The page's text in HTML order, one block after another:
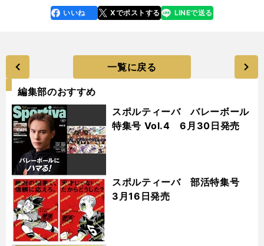
faceboo
k
いいね Xでポストする
line LINEで送る
一覧に戻る
編集部のおすすめ
スポルティーバ バレーボール
特集号 Vol.4 6月30日発売
スポルティーバ 部活特集号
3月16日発売